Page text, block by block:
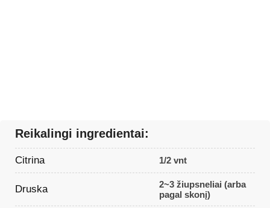
Reikalingi ingredientai:
Citrina 1/2 vnt
Druska
2~3 žiupsneliai (arba
pagal skonį)